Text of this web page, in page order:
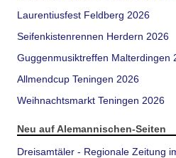
Laurentiusfest Feldberg 2026
Seifenkistenrennen Herdern 2026
Guggenmusiktreffen Malterdingen
Allmendcup Teningen 2026
Weihnachtsmarkt Teningen 2026
Neu auf Alemannischen-Seiten
Dreisamtäler - Regionale Zeitung